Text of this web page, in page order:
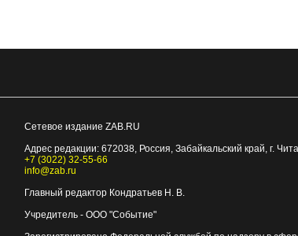
Сетевое издание ZAB.RU
Адрес редакции: 672038, Россия, Забайкальский край, г. Чита
+7 (3022) 32-55-66
info@zab.ru
Главный редактор Кондратьев Н. В.
Учредитель - ООО "Событие"